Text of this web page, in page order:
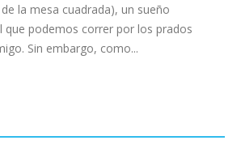
la mesa cuadrada), un sueño
que podemos correr por los prados
Sin embargo, como...